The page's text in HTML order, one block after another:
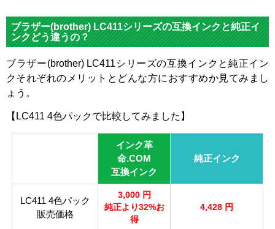
メーカ
ー
ブラザー
対応
純正型
番
LC411B
K
LC411C LC411M LC411Y
カラー
ク
シアン
マゼン
タ
あり
製品タ
互換インク
ブラザー(brother) LC411シリーズの互換インクと純正イ
ンクどう違うの？
ブラザー(brother) LC411シリーズの互換インクと純正イン
クそれぞれのメリットとどんな方におすすめか見てみまし
ょう。
【LC411 4色パックで比較してみました】
インク革
命.COM
互換インク
純正インク
LC411 4色パック
販売価格
3,000 円
純正より32%お
得
4,428 円